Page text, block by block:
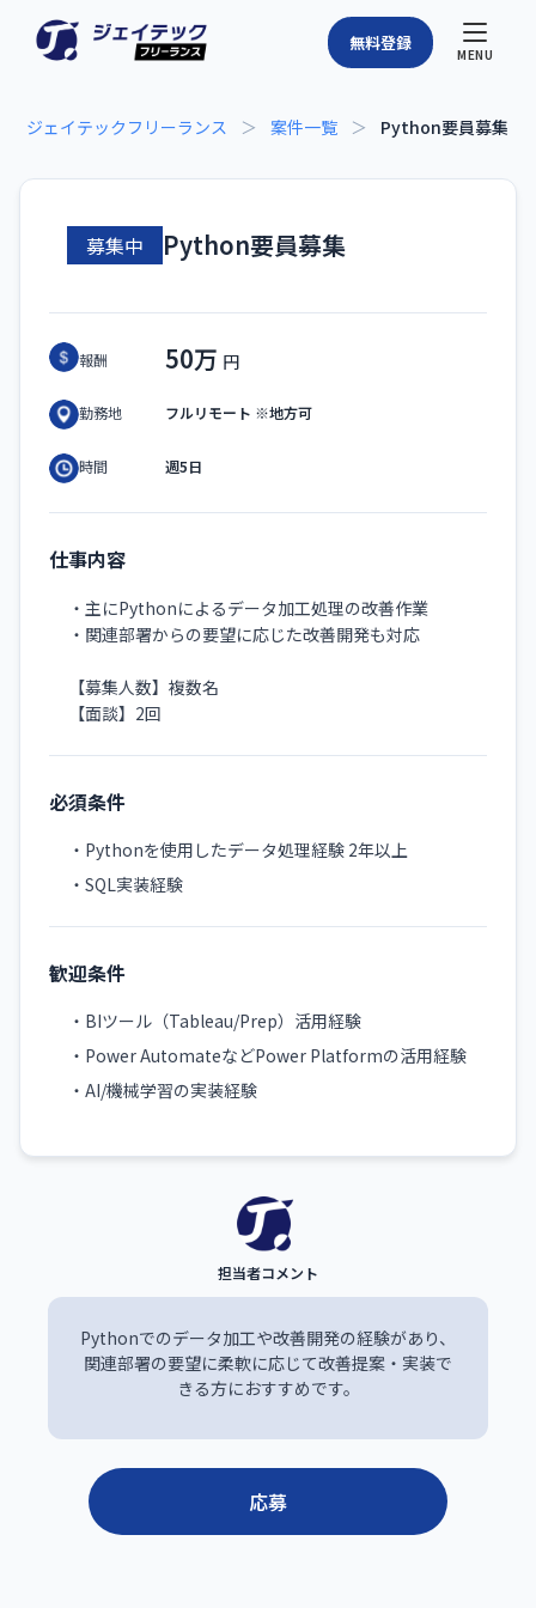
MENU
無料登録
ジェイテックフリーランス ＞ 案件一覧 ＞ Python要員募集
募集中 Python要員募集
報酬 50万
勤務地 フルリモート ※地方可
時間 週5日
仕事内容
・主にPythonによるデータ加工処理の改善作業
・関連部署からの要望に応じた改善開発も対応
【募集人数】複数名
【面談】2回
必須条件
・Pythonを使用したデータ処理経験 2年以上
・SQL実装経験
歓迎条件
・BIツール（Tableau/Prep）活用経験
・Power AutomateなどPower Platformの活用経験
・AI/機械学習の実装経験
Pythonでのデータ加工や改善開発の経験があり、
関連部署の要望に柔軟に応じて改善提案・実装で
きる方におすすめです。
応募